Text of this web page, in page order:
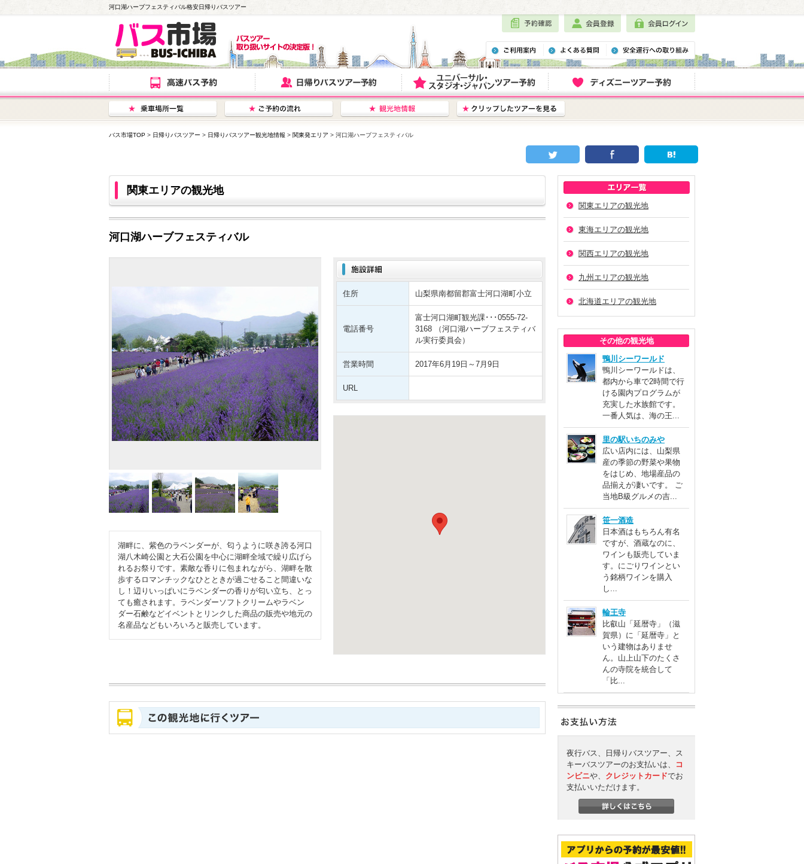
河口湖ハーブフェスティバル格安日帰りバスツアー
バス市場TOP > 日帰りバスツアー > 日帰りバスツアー観光地情報 > 関東発エリア > 河口湖ハーブフェスティバル
関東エリアの観光地
東海エリアの観光地
関西エリアの観光地
九州エリアの観光地
北海道エリアの観光地
その他の観光地
鴨川シーワールド
鴨川シーワールドは、
都内から車で2時間で行
ける園内プログラムが
充実した水族館です。
一番人気は、海の王...
里の駅いちのみや
広い店内には、山梨県
産の季節の野菜や果物
をはじめ、地場産品の
品揃えが凄いです。 ご
当地B級グルメの吉...
笹一酒造
日本酒はもちろん有名
ですが、酒蔵なのに、
ワインも販売していま
す。にごりワインとい
う銘柄ワインを購入
し...
輪王寺
比叡山「延暦寺」（滋
賀県）に「延暦寺」と
いう建物はありませ
ん。山上山下のたくさ
んの寺院を統合して
「比...
夜行バス、日帰りバスツアー、ス
キーバスツアーのお支払いは、
コ
ンビニや、 クレジットカードでお
支払いいただけます。
関東エリアの観光地
河口湖ハーブフェスティバル
湖畔に、紫色のラベンダーが、匂うように咲き誇る河口
湖八木崎公園と大石公園を中心に湖畔全域で繰り広げら
れるお祭りです。素敵な香りに包まれながら、湖畔を散
歩するロマンチックなひとときが過ごせること間違いな
し！辺りいっぱいにラベンダーの香りが匂い立ち、とっ
ても癒されます。ラベンダーソフトクリームやラベン
ダー石鹸などイベントとリンクした商品の販売や地元の
名産品などもいろいろと販売しています。
住所 山梨県南都留郡富士河口湖町小立
電話番号
富士河口湖町観光課･･･0555-72-
3168 （河口湖ハーブフェスティバ
ル実行委員会）
営業時間 2017年6月19日～7月9日
URL